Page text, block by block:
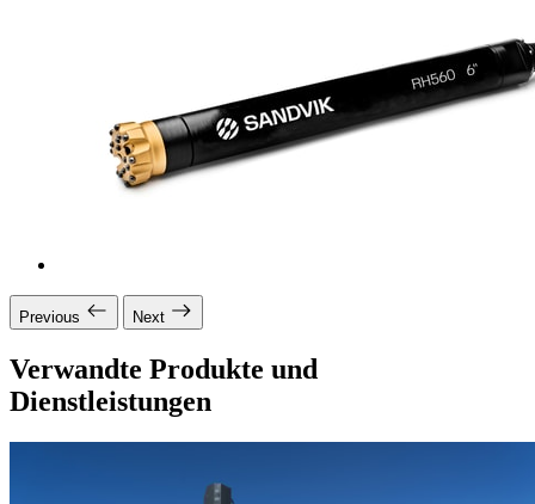
Previous Next
Verwandte Produkte und
Dienstleistungen